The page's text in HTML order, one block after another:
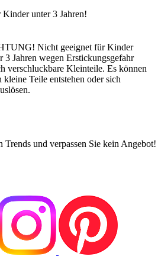
unter 3 Jahren!
Nicht geeignet für Kinder
3 Jahren wegen Erstickungsgefahr
verschluckbare Kleinteile. Es können
kleine Teile entstehen oder sich
Trends und verpassen Sie kein Angebot!